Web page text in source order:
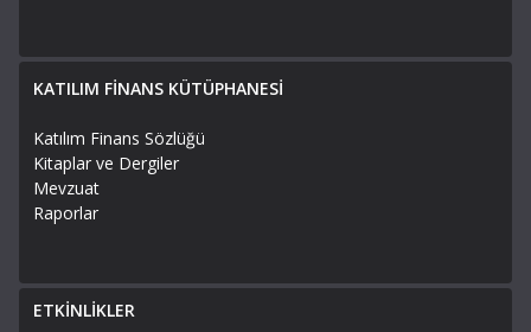
KATILIM FİNANS KÜTÜPHANESİ
Katılım Finans Sözlüğü
Kitaplar ve Dergiler
Mevzuat
Raporlar
ETKİNLİKLER